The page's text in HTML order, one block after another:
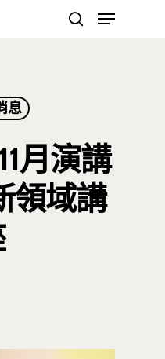
Esc關閉跳窗
息
月演講
領域講